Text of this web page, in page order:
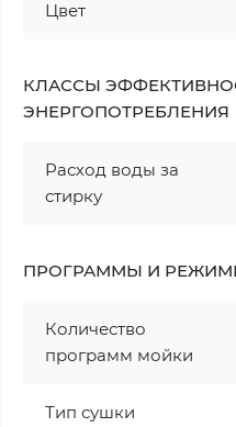
Цвет
КЛАССЫ
ЭНЕРГОПОТРЕБЛЕНИЯ
Расход воды за
стирку
ПРОГРАММЫ И
Количество
программ мойки
Тип сушки